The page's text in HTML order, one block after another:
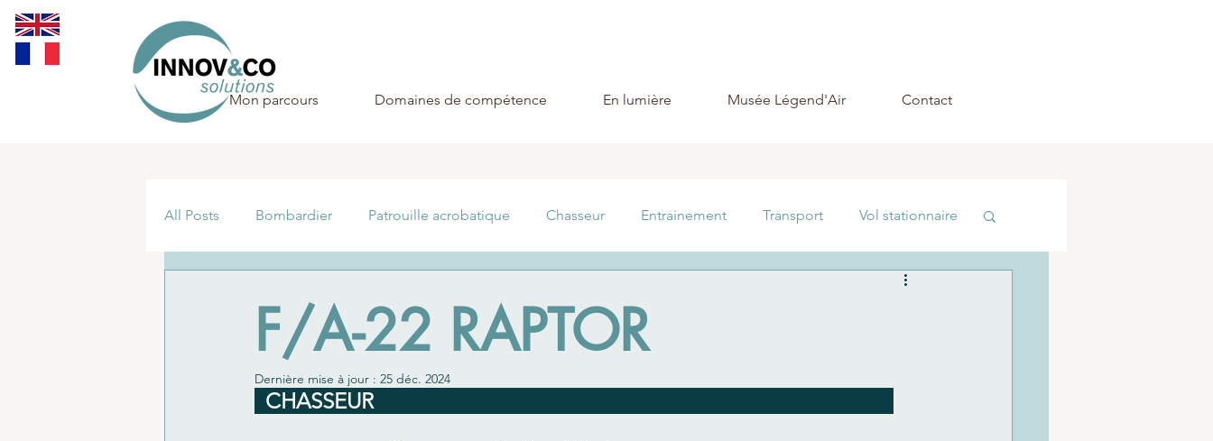
Mon parcours Domaines de compétence En lumière Musée Légend'Air Contact
All Posts Bombardier Patrouille acrobatique Chasseur Entrainement Transport Vol stationnaire
F/A-22 RAPTOR
Dernière mise à jour : 25 déc. 2024
  CHASSEUR